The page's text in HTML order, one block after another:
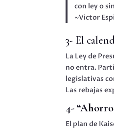
con ley o
~Victor
3- El
La Ley de
no entra.
legislativas
Las rebajas
4-
El plan de